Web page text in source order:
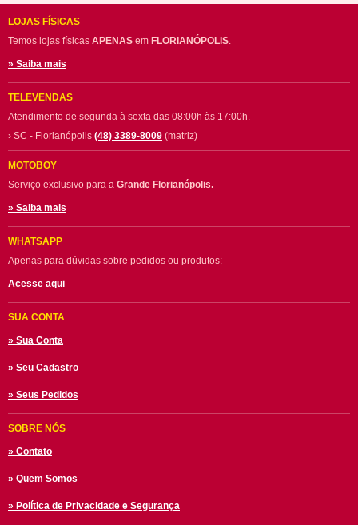
LOJAS FÍSICAS
Temos lojas físicas APENAS em FLORIANÓPOLIS.
» Saiba mais
TELEVENDAS
Atendimento de segunda à sexta das 08:00h às 17:00h.
› SC - Florianópolis (48) 3389-8009 (matriz)
MOTOBOY
Serviço exclusivo para a Grande Florianópolis.
» Saiba mais
WHATSAPP
Apenas para dúvidas sobre pedidos ou produtos:
Acesse aqui
SUA CONTA
» Sua Conta
» Seu Cadastro
» Seus Pedidos
SOBRE NÓS
» Contato
» Quem Somos
» Política de Privacidade e Segurança